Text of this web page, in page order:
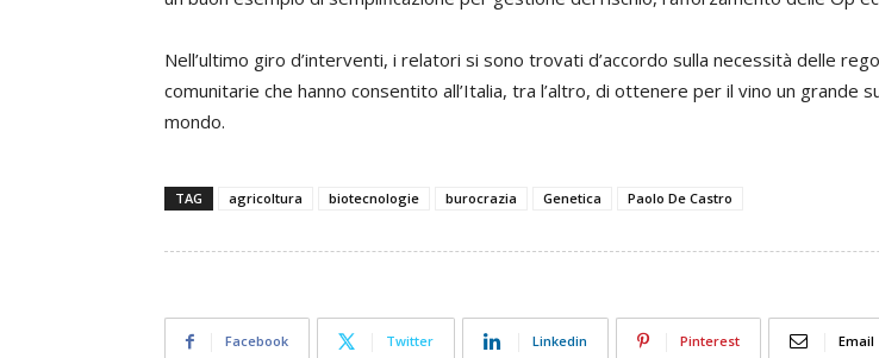
Nell’ultimo giro d’interventi, i relatori si sono trovati d’accordo sulla necessità delle
comunitarie che hanno consentito all’Italia, tra l’altro, di ottenere per il vino un grande
mondo.
TAG agricoltura biotecnologie burocrazia Genetica Paolo De Castro
Facebook Twitter Linkedin Pinterest Email